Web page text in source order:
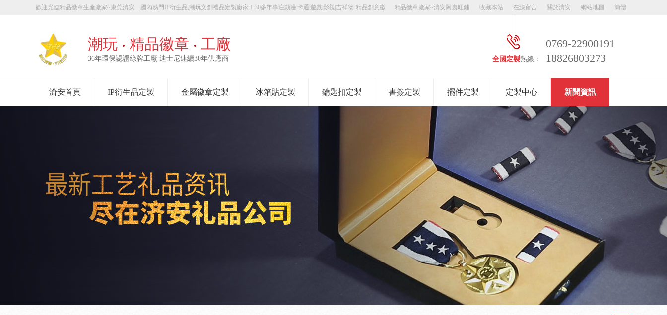
精品徽章廠家~濟安阿裏旺鋪 收藏本站 在線留言 關於濟安 網站地圖 簡體
歡迎光臨精品徽章生產廠家~東莞濟安---國內熱門IP衍生品,潮玩文創禮品定製廠家！30多年專注動漫|卡通|遊戲|影視|吉祥物·精品創意徽
潮玩 精品徽章 工廠
36年環保認證綠牌工廠 迪士尼連續30年供應商 全國定製熱線：
0769-22900191
18826803273
濟安首頁 IP衍生品定製 金屬徽章定製 冰箱貼定製 鑰匙扣定製 書簽定製 擺件定製 定製中心 新聞資訊